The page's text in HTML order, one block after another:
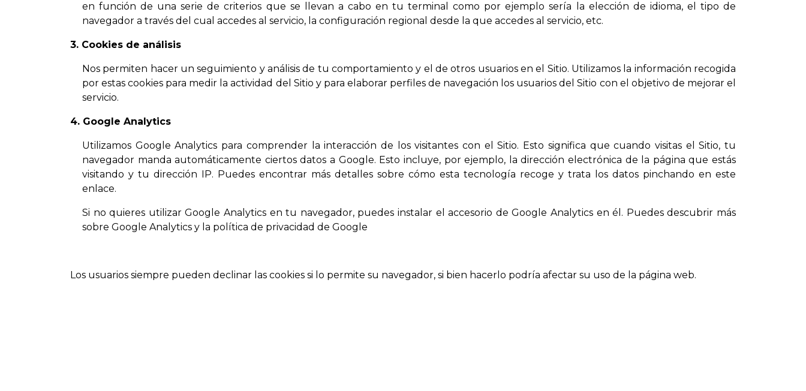
en función de una serie de criterios que se llevan a cabo en tu terminal como por ejemplo sería la elección de idioma, el tipo de
navegador a través del cual accedes al servicio, la configuración regional desde la que accedes al servicio, etc.
3. Cookies de análisis
Nos permiten hacer un seguimiento y análisis de tu comportamiento y el de otros usuarios en el Sitio. Utilizamos la información recogida
por estas cookies para medir la actividad del Sitio y para elaborar perfiles de navegación los usuarios del Sitio con el objetivo de mejorar el
servicio.
4. Google Analytics
Utilizamos Google Analytics para comprender la interacción de los visitantes con el Sitio. Esto significa que cuando visitas el Sitio, tu
navegador manda automáticamente ciertos datos a Google. Esto incluye, por ejemplo, la dirección electrónica de la página que estás
visitando y tu dirección IP. Puedes encontrar más detalles sobre cómo esta tecnología recoge y trata los datos pinchando en este
enlace.
Si no quieres utilizar Google Analytics en tu navegador, puedes instalar el accesorio de Google Analytics en él. Puedes descubrir más
sobre Google Analytics y la política de privacidad de Google
Los usuarios siempre pueden declinar las cookies si lo permite su navegador, si bien hacerlo podría afectar su uso de la página web.